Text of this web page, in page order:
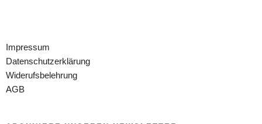
Impressum
Datenschutzerklärung
Widerufsbelehrung
AGB